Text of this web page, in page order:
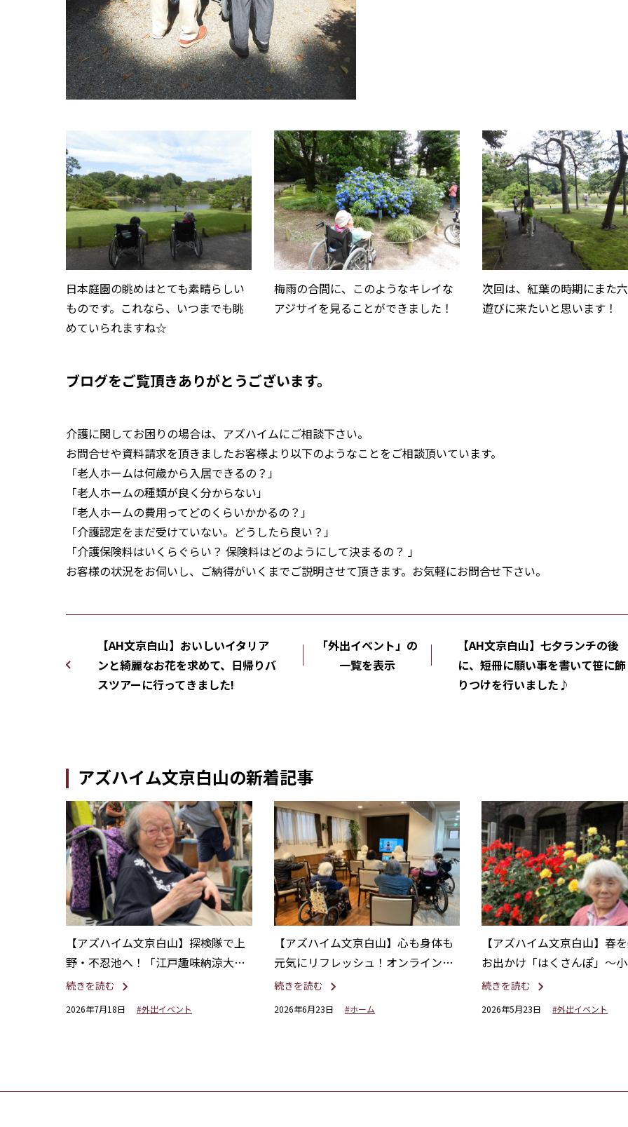
日本庭園の眺めはとても素晴らしい
ものです。これなら、いつまでも眺
めていられますね☆
梅雨の合間に、このようなキレイな
アジサイを見ることができました！
次回は、紅葉の時期にまた
遊びに来たいと思います！
ブログをご覧頂きありがとうございます。
介護に関してお困りの場合は、アズハイムにご相談下さい。
お問合せや資料請求を頂きましたお客様より以下のようなことをご相談頂いています。
「老人ホームは何歳から入居できるの？」
「老人ホームの種類が良く分からない」
「老人ホームの費用ってどのくらいかかるの？」
「介護認定をまだ受けていない。どうしたら良い？」
「介護保険料はいくらぐらい？ 保険料はどのようにして決まるの？ 」
お客様の状況をお伺いし、ご納得がいくまでご説明させて頂きます。お気軽にお問合せ下さい。
【AH文京白山】おいしいイタリア
ンと綺麗なお花を求めて、日帰りバ
スツアーに行ってきました!
【AH文京白山】七夕ランチの後
に、短冊に願い事を書いて笹に飾
りつけを行いました♪
「外出イベント」の
一覧を表示
アズハイム文京白山の新着記事
【アズハイム文京白山】探検隊で上
野・不忍池へ！「江戸趣味納涼大会
うえの夏まつり」を満喫
続きを読む
2026年7月18日 #外出イベント
【アズハイム文京白山】心も身体も
元気にリフレッシュ！オンラインリ
ハビリ開催
続きを読む
2026年6月23日 #ホーム
【アズハイム文京白山】春
お出かけ「はくさんぽ」～
楽園・旧古河庭園～
続きを読む
2026年5月23日 #外出イベント